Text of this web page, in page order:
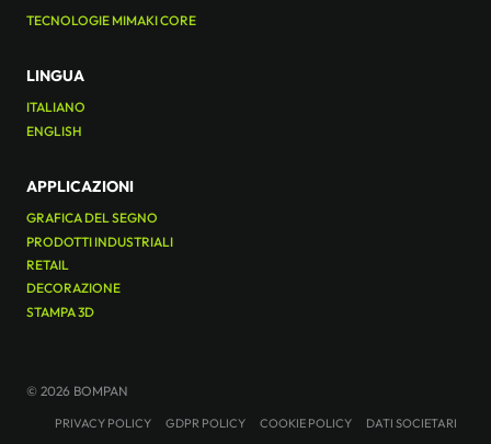
TECNOLOGIE MIMAKI CORE
LINGUA
ITALIANO
ENGLISH
APPLICAZIONI
GRAFICA DEL SEGNO
PRODOTTI INDUSTRIALI
RETAIL
DECORAZIONE
STAMPA 3D
© 2026 BOMPAN
PRIVACY POLICY GDPR POLICY COOKIE POLICY DATI SOCIETARI